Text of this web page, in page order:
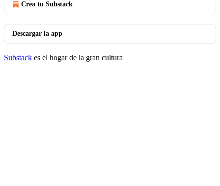
Crea tu Substack
Descargar la app
Substack es el hogar de la gran cultura